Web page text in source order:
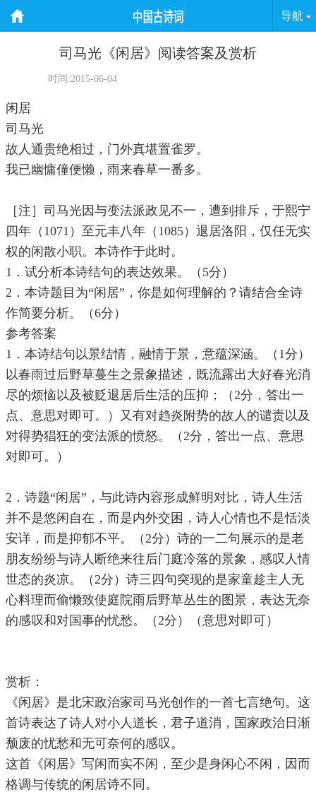
导航
司马光《闲居》阅读答案及赏析
时间:2015-06-04
闲居
司马光
故人通贵绝相过，门外真堪置雀罗。
我已幽慵僮便懒，雨来春草一番多。
［注］司马光因与变法派政见不一，遭到排斥，于熙宁
四年（1071）至元丰八年（1085）退居洛阳，仅任无实
权的闲散小职。本诗作于此时。
1．试分析本诗结句的表达效果。（5分）
2．本诗题目为“闲居”，你是如何理解的？请结合全诗
作简要分析。（6分）
参考答案
1．本诗结句以景结情，融情于景，意蕴深涵。（1分）
以春雨过后野草蔓生之景象描述，既流露出大好春光消
尽的烦恼以及被贬退居后生活的压抑；（2分，答出一
点、意思对即可。）又有对趋炎附势的故人的谴责以及
对得势猖狂的变法派的愤怒。（2分，答出一点、意思
对即可。）
2．诗题“闲居”，与此诗内容形成鲜明对比，诗人生活
并不是悠闲自在，而是内外交困，诗人心情也不是恬淡
安详，而是抑郁不平。（2分）诗的一二句展示的是老
朋友纷纷与诗人断绝来往后门庭冷落的景象，感叹人情
世态的炎凉。（2分）诗三四句突现的是家童趁主人无
心料理而偷懒致使庭院雨后野草丛生的图景，表达无奈
的感叹和对国事的忧愁。（2分）（意思对即可）
赏析：
《闲居》是北宋政治家司马光创作的一首七言绝句。这
首诗表达了诗人对小人道长，君子道消，国家政治日渐
颓废的忧愁和无可奈何的感叹。
这首《闲居》写闲而实不闲，至少是身闲心不闲，因而
格调与传统的闲居诗不同。